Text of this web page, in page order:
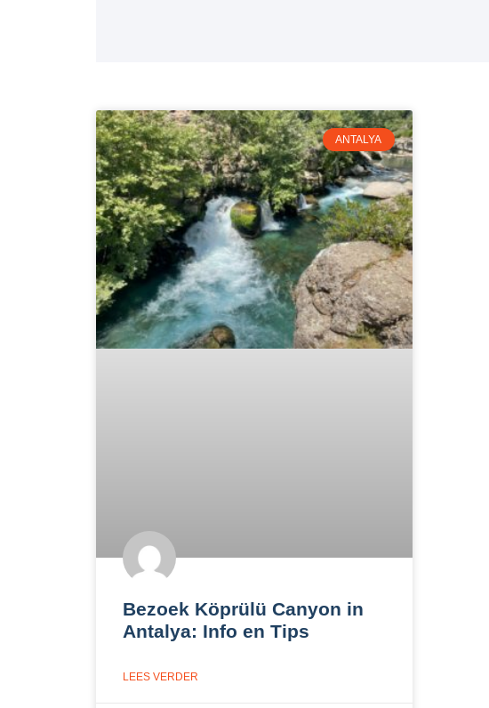
ANTALYA
Bezoek Köprülü Canyon in
Antalya: Info en Tips
LEES VERDER